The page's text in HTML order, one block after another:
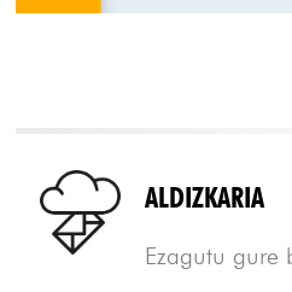
ALDIZKARIA
Ezagutu gure